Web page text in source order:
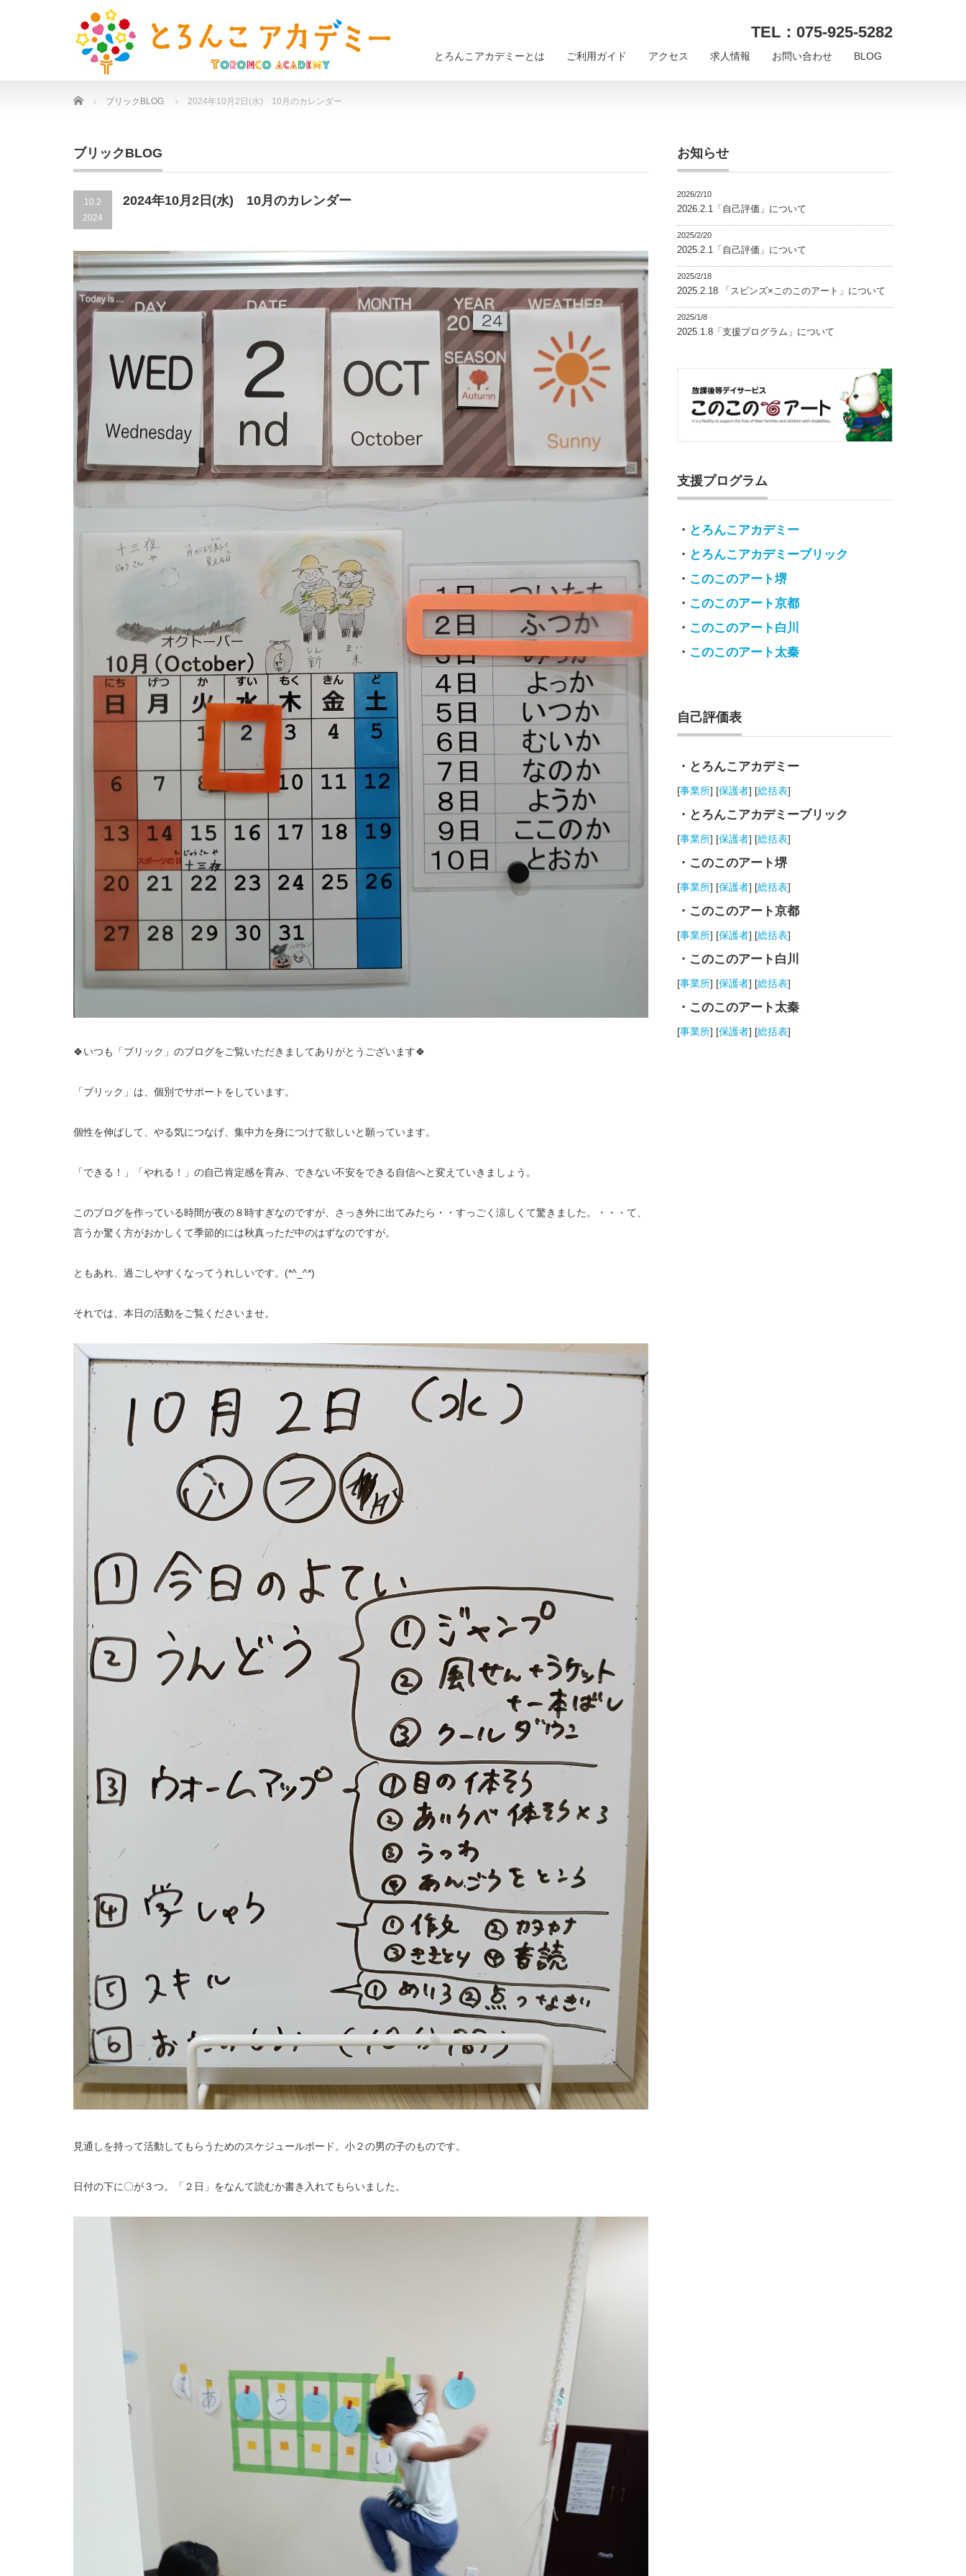
TEL：075-925-5282
とろんこアカデミーとは ご利用ガイド アクセス 求人情報 お問い合わせ BLOG
Home ブリックBLOG 2024年10月2日(水) 10月のカレンダー
ブリックBLOG
10.2
2024
2024年10月2日(水) 10月のカレンダー
🍀いつも「ブリック」のブログをご覧いただきましてありがとうございます🍀
「ブリック」は、個別でサポートをしています。
個性を伸ばして、やる気につなげ、集中力を身につけて欲しいと願っています。
「できる！」「やれる！」の自己肯定感を育み、できない不安をできる自信へと変えていきましょう。
このブログを作っている時間が夜の８時すぎなのですが、さっき外に出てみたら・・すっごく涼しくて驚きました。・・・て、
言うか驚く方がおかしくて季節的には秋真っただ中のはずなのですが。
ともあれ、過ごしやすくなってうれしいです。(*^_^*)
それでは、本日の活動をご覧くださいませ。
見通しを持って活動してもらうためのスケジュールボード。小２の男の子のものです。
日付の下に〇が３つ。「２日」をなんて読むか書き入れてもらいました。
お知らせ
2026/2/10
2026.2.1「自己評価」について
2025/2/20
2025.2.1「自己評価」について
2025/2/18
2025.2.18 「スピンズ×このこのアート」について
2025/1/8
2025.1.8「支援プログラム」について
支援プログラム
・ とろんこアカデミー
・ とろんこアカデミーブリック
・ このこのアート堺
・ このこのアート京都
・ このこのアート白川
・ このこのアート太秦
自己評価表
・とろんこアカデミー
[事業所] [保護者] [総括表]
・とろんこアカデミーブリック
[事業所] [保護者] [総括表]
・このこのアート堺
[事業所] [保護者] [総括表]
・このこのアート京都
[事業所] [保護者] [総括表]
・このこのアート白川
[事業所] [保護者] [総括表]
・このこのアート太秦
[事業所] [保護者] [総括表]